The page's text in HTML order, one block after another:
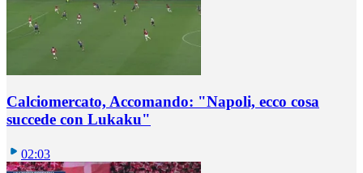
Calciomercato, Accomando: "Napoli, ecco cosa
succede con Lukaku"
02:03